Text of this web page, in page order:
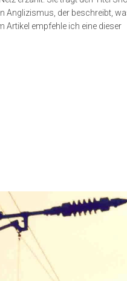
Anglizismus, der beschreibt,
Artikel empfehle ich eine dieser